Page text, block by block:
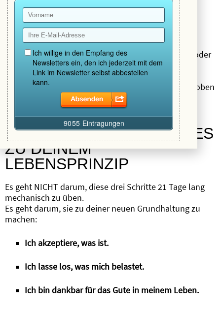
sehen.
Für die Möglichkeit, dich weiterzuentwickeln.
Mach Dankbarkeit zu einer Routine. Jeden Morgen oder
jeden Abend.
Nach ein paar Tagen wirst du spüren, wie sich deine
Energie hebt – und dein Schicksal sich mit ihr nach oben
bewegt.
DER BONUSTIPP: MACH ES
ZU DEINEM
LEBENSPRINZIP
Es geht NICHT darum, diese drei Schritte 21 Tage lang
mechanisch zu üben.
Es geht darum, sie zu deiner neuen Grundhaltung zu
machen:
Ich akzeptiere, was ist.
Ich lasse los, was mich belastet.
Ich bin dankbar für das Gute in meinem Leben.